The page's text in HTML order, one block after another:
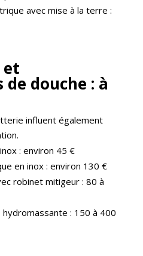
avec mise à la terre :
et
douche : à
influent également
: environ 45 €
en inox : environ 130 €
robinet mitigeur : 80 à
hydromassante : 150 à 400